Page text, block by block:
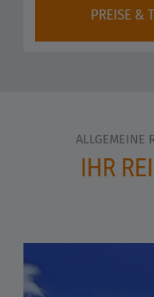
PREISE &
ALLGEMEINE
IHR